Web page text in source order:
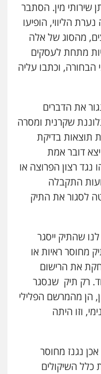
מין. הסתבר
הליווי, הופיעו
מהסוג של אלה
מתחת לעסקים
הבחורה, וכתבו עליה
את הדברים
שקרנית ומסרה
תוצאות בדיקת
דובר אמת
רצון הפרוצה או
התקבלה
לסגור את התיק
שהתיק ייסגר
מחוסר ראיות או
את הרישום
רק תיק שנסגר
הן מהמרשם הפלילי
וזו היתה
נגנז מחוסר
כלל השיקולים
ודחיקת אזכורים
תמיכה שירותים
שירותים מקצועיים
טיפול ושיקום
שירותים מקצועיים
הון חילוטים